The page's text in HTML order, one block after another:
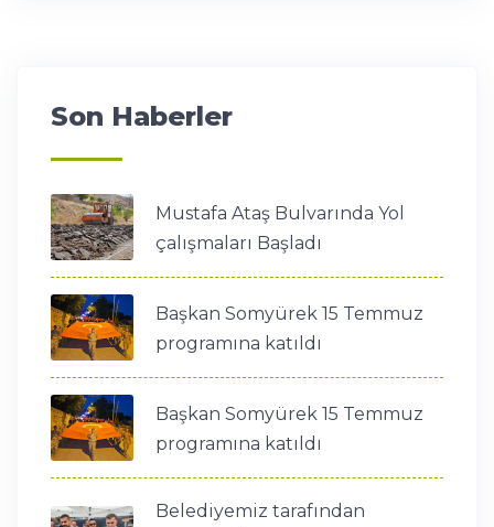
Son Haberler
Mustafa Ataş Bulvarında Yol
çalışmaları Başladı
Başkan Somyürek 15 Temmuz
programına katıldı
Başkan Somyürek 15 Temmuz
programına katıldı
Belediyemiz tarafından